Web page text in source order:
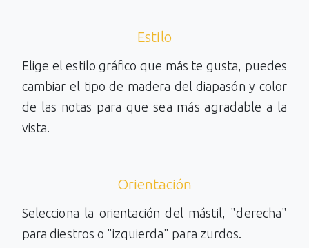
Estilo
Elige el estilo gráfico que más te gusta, puedes
cambiar el tipo de madera del diapasón y color
de las notas para que sea más agradable a la
vista.
Orientación
Selecciona la orientación del mástil, "derecha"
para diestros o "izquierda" para zurdos.